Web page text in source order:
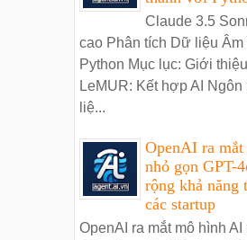
Claude 3.5
cao Phân tích Dữ liệu Âm
Python Mục lục: Giới
LeMUR: Kết hợp AI
liệ...
OpenAI ra
nhỏ gọn GPT-
rộng khả năng
các startup
OpenAI ra mắt mô hình AI